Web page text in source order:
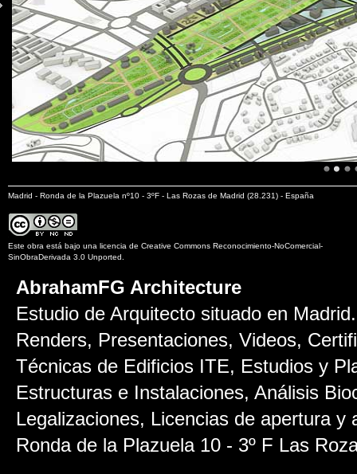
Arquitecto Madrid 2
Madrid - Ronda de la Plazuela nº10 - 3ºF - Las Rozas de Madrid (28.231) - España
Este obra está bajo una licencia de Creative Commons Reconocimiento-NoComercial-
SinObraDerivada 3.0 Unported
AbrahamFG Architecture
Estudio de Arquitecto situado en
Renders, Presentaciones, Videos,
Técnicas de Edificios ITE, Estudios y
Estructuras e Instalaciones, Análisis
Legalizaciones, Licencias de apertura y
Ronda de la Plazuela 10 - 3º F Las